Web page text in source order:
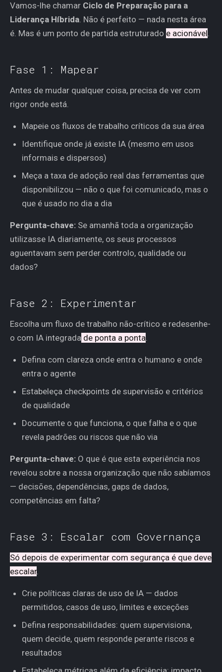
Vamos-lhe chamar Ciclo de Preparação para a
Liderança Híbrida. Não é perfeito — nada nesta área
é. Mas é um ponto de partida estruturado e acionável.
Fase 1: Mapear
Antes de mudar qualquer coisa, precisa de ver com
rigor onde está.
Mapeie os fluxos de trabalho críticos da sua área
Identifique onde já existe IA (mesmo em usos
informais e dispersos)
Meça a taxa de adoção real das ferramentas que
disponibilizou — não o que foi comunicado, mas o
que é usado no dia a dia
Pergunta-chave: Se amanhã toda a organização
utilizasse IA diariamente, os seus processos
aguentavam sem perder controlo, qualidade ou
dados?
Fase 2: Experimentar
Escolha um fluxo de trabalho não-crítico e redesenhe-
o com IA integrada de ponta a ponta.
Defina com clareza onde entra o humano e onde
entra o agente
Estabeleça checkpoints de supervisão e critérios
de qualidade
Documente o que funciona, o que falha e o que
revela padrões ou riscos que não via
Pergunta-chave: O que é que esta experiência nos
revelou sobre a nossa organização que não sabíamos
— decisões, dependências, gaps de dados,
competências em falta?
Fase 3: Escalar com Governança
Só depois de experimentar com segurança é que deve
escalar.
Crie políticas claras de uso de IA — dados
permitidos, casos de uso, limites e exceções
Defina responsabilidades: quem supervisiona,
quem decide, quem responde perante riscos e
resultados